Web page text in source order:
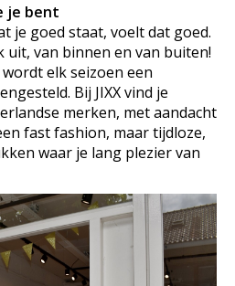
je bent
je goed staat, voelt dat goed.
uit, van binnen en van buiten!
elk seizoen een
Bij JIXX vind je
merken, met aandacht
fast fashion, maar tijdloze,
waar je lang plezier van